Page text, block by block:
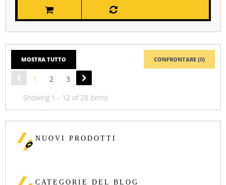
MOSTRA TUTTO
1 2
3
Showing 1 - 12 of 28 items
CONFRONTARE (0)
NUOVI PRODOTTI
CATEGORIE DEL BLOG